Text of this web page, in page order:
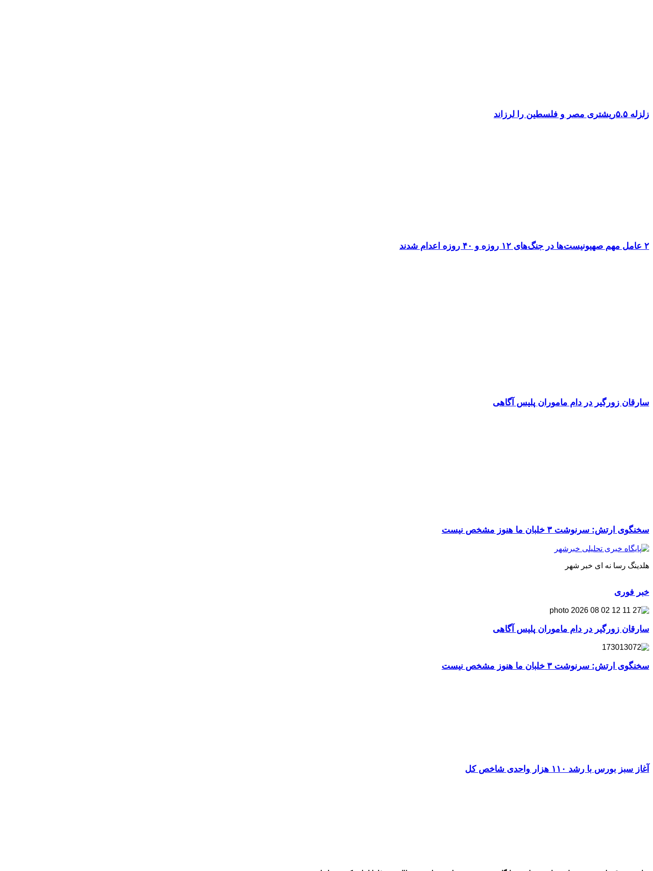
زلزله ۵.۵ریشتری مصر و فلسطین را لرزاند
۲ عامل مهم صهیونیست‌ها در جنگ‌های ۱۲ روزه و ۴۰ روزه اعدام شدند
سارقان زورگیر در دام ماموران پلیس آگاهی
سخنگوی ارتش: سرنوشت ۳ خلبان ما هنوز مشخص نیست
هلدینگ رسا نه ای خبر شهر
خبر فوری
سارقان زورگیر در دام ماموران پلیس آگاهی
سخنگوی ارتش: سرنوشت ۳ خلبان ما هنوز مشخص نیست
آغاز سبز بورس با رشد ۱۱۰ هزار واحدی شاخص کل